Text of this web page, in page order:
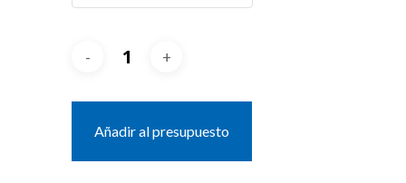
Añadir al presupuesto